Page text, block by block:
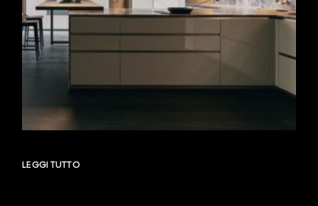
LEGGI TUTTO